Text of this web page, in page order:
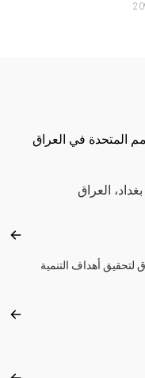
المتحدة في العراق
العراق
عن
لتحقيق أهداف التنمية